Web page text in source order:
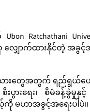
Ratchathani
ောက်ထားနိုင်တဲ့ အခွင့်အ
သားတွေအတွက် ရည်ရွယ်
းပွားရေး၊ စီမံခန့်ခွဲ
မဟာအခွင့်အရေးပါပဲ။